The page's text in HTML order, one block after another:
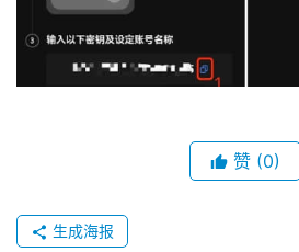
赞 (0)
生成海报